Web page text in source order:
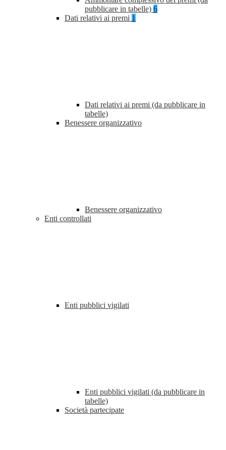
pubblicare in tabelle) 6
Dati relativi ai premi 1
Dati relativi ai premi (da pubblicare in
tabelle)
Benessere organizzativo
Benessere organizzativo
Enti controllati
Enti pubblici vigilati
Enti pubblici vigilati (da pubblicare in
tabelle)
Società partecipate